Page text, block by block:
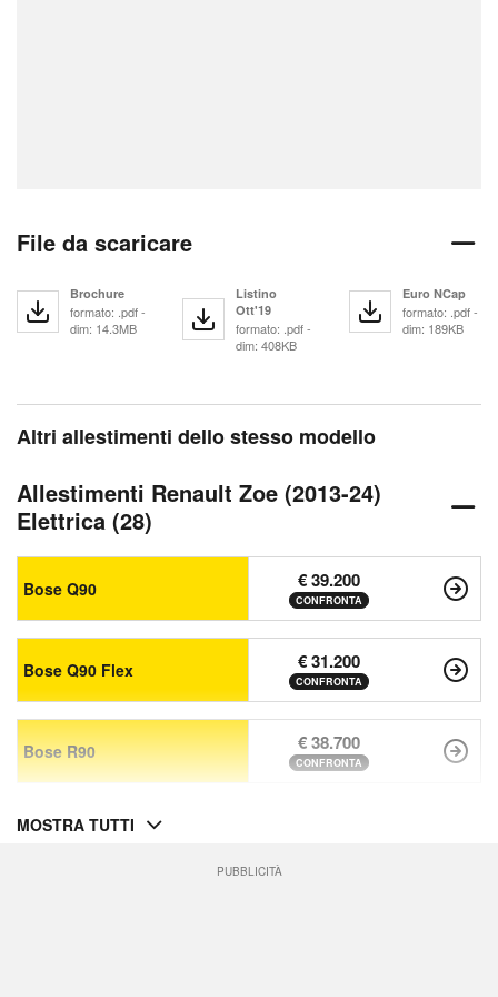
File da scaricare
Brochure
formato: .pdf -
dim: 14.3MB
Listino
Ott'19
formato: .pdf -
dim: 408KB
Euro NCap
formato: .pdf -
dim: 189KB
Altri allestimenti dello stesso modello
Allestimenti Renault Zoe (2013-24)
Elettrica (28)
Bose Q90 € 39.200
CONFRONTA
Bose Q90 Flex € 31.200
CONFRONTA
Bose R90 € 38.700
CONFRONTA
MOSTRA TUTTI
PUBBLICITÀ